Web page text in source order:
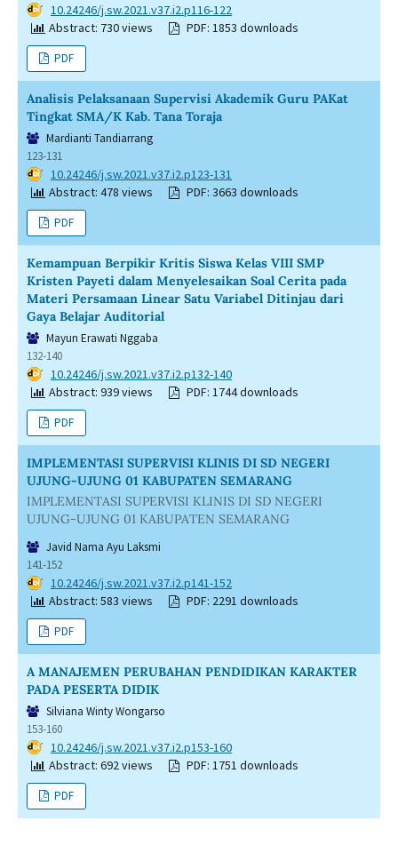
DOI: 10.24246/j.sw.2021.v37.i2.p116-122
Abstract: 730 views
PDF: 1853 downloads
PDF
Analisis Pelaksanaan Supervisi Akademik Guru PAKat
Tingkat SMA/K Kab. Tana Toraja
Mardianti Tandiarrang
123-131
DOI: 10.24246/j.sw.2021.v37.i2.p123-131
Abstract: 478 views
PDF: 3663 downloads
PDF
Kemampuan Berpikir Kritis Siswa Kelas VIII SMP
Kristen Payeti dalam Menyelesaikan Soal Cerita pada
Materi Persamaan Linear Satu Variabel Ditinjau dari
Gaya Belajar Auditorial
Mayun Erawati Nggaba
132-140
DOI: 10.24246/j.sw.2021.v37.i2.p132-140
Abstract: 939 views
PDF: 1744 downloads
PDF
IMPLEMENTASI SUPERVISI KLINIS DI SD NEGERI
UJUNG-UJUNG 01 KABUPATEN SEMARANG
IMPLEMENTASI SUPERVISI KLINIS DI SD NEGERI
UJUNG-UJUNG 01 KABUPATEN SEMARANG
Javid Nama Ayu Laksmi
141-152
DOI: 10.24246/j.sw.2021.v37.i2.p141-152
Abstract: 583 views
PDF: 2291 downloads
PDF
A MANAJEMEN PERUBAHAN PENDIDIKAN KARAKTER
PADA PESERTA DIDIK
Silviana Winty Wongarso
153-160
DOI: 10.24246/j.sw.2021.v37.i2.p153-160
Abstract: 692 views
PDF: 1751 downloads
PDF